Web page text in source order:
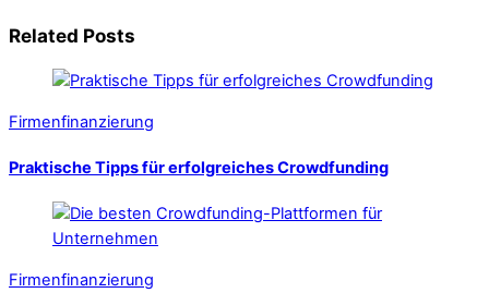
Related Posts
Firmenfinanzierung
Praktische Tipps für erfolgreiches Crowdfunding
Firmenfinanzierung